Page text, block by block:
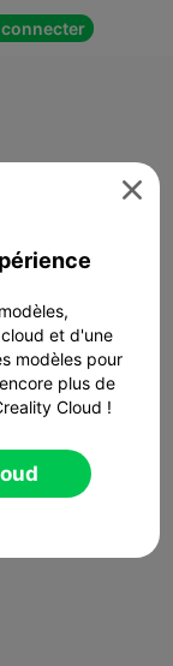
connecter

et d'une
modèles pour
plus de
Cloud !